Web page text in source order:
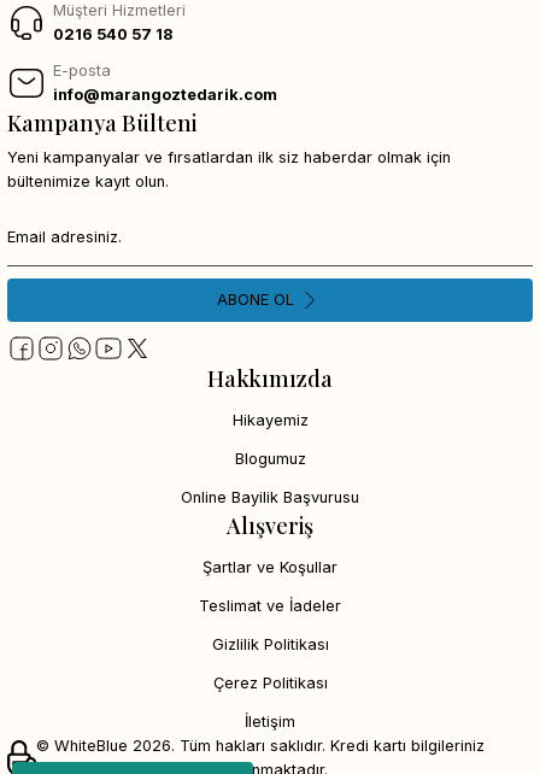
Müşteri Hizmetleri
0216 540 57 18
E-posta
info@marangoztedarik.com
Hakkımızda
Hikayemiz
Blogumuz
Online Bayilik Başvurusu
Alışveriş
Şartlar ve Koşullar
Teslimat ve İadeler
Gizlilik Politikası
Çerez Politikası
İletişim
Kampanya Bülteni
Yeni kampanyalar ve fırsatlardan ilk siz haberdar olmak için
bültenimize kayıt olun.
ABONE OL
© WhiteBlue 2026. Tüm hakları saklıdır. Kredi kartı bilgileriniz
256bit SSL sertifikası ile korunmaktadır.